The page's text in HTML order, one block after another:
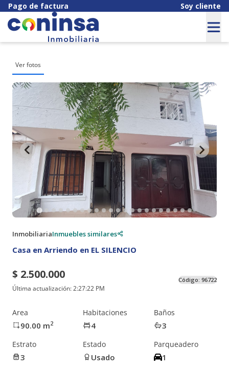
Pago de factura Soy cliente
Ver fotos
InmobiliariaInmuebles similares
Casa en Arriendo en EL SILENCIO
$ 2.500.000
Última actualización:2:27:22 PM
Código: 96722
Area
90.00 m2
Habitaciones
4
Baños
3
Estrato
3
Estado
Usado
Parqueadero
1